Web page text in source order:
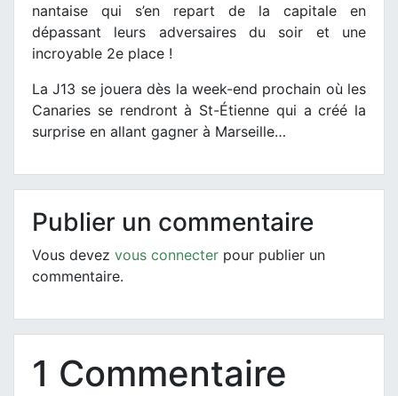
nantaise qui s’en repart de la capitale en
dépassant leurs adversaires du soir et une
incroyable 2e place !
La J13 se jouera dès la week-end prochain où les
Canaries se rendront à St-Étienne qui a créé la
surprise en allant gagner à Marseille…
Publier un commentaire
Vous devez vous connecter pour publier un
commentaire.
1 Commentaire